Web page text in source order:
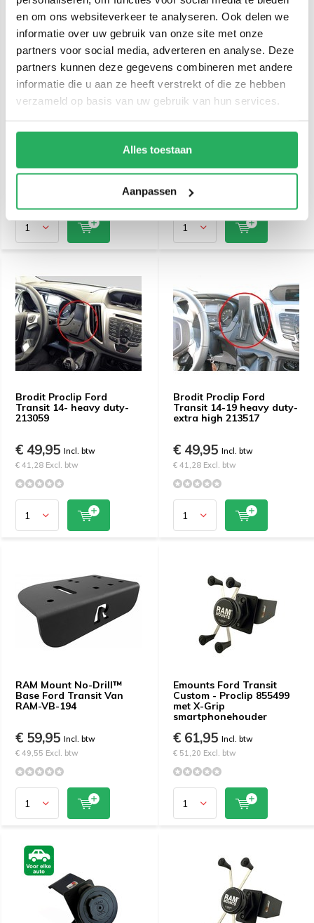
en om ons websiteverkeer te analyseren. Ook delen we
informatie over uw gebruik van onze site met onze
partners voor social media, adverteren en analyse. Deze
partners kunnen deze gegevens combineren met andere
informatie die u aan ze heeft verstrekt of die ze hebben
verzameld op basis van uw gebruik van hun services.
Alles toestaan
Aanpassen
Brodit Proclip Ford
heavy duty 213486
€ 41,28 Excl. btw
Brodit Proclip Ford
heavy duty 213541
€ 41,28 Excl. btw
Brodit Proclip Ford
Transit 14- heavy duty-
213059
€ 49,95 Incl. btw
€ 41,28 Excl. btw
Brodit Proclip Ford
Transit 14-19 heavy duty-
extra high 213517
€ 49,95 Incl. btw
€ 41,28 Excl. btw
RAM Mount No-Drill™
Base Ford Transit Van
RAM-VB-194
€ 59,95 Incl. btw
€ 49,55 Excl. btw
Emounts Ford Transit
Custom - Proclip 855499
met X-Grip
smartphonehouder
€ 61,95 Incl. btw
€ 51,20 Excl. btw